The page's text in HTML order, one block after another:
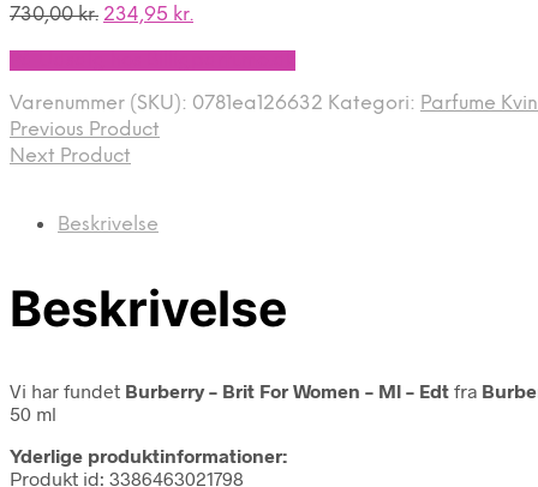
730,00kr. Den
730,00 kr..
234,95 kr.
234,95 kr..
Varenummer (SKU): 0781ea126632 Kategori: Parfume
Previous Product
Next Product
Beskrivelse
Beskrivelse
Vi har fundet Burberry – Brit For Women – Ml – Edt fra
50 ml
Yderlige produktinformationer:
Produkt id: 3386463021798